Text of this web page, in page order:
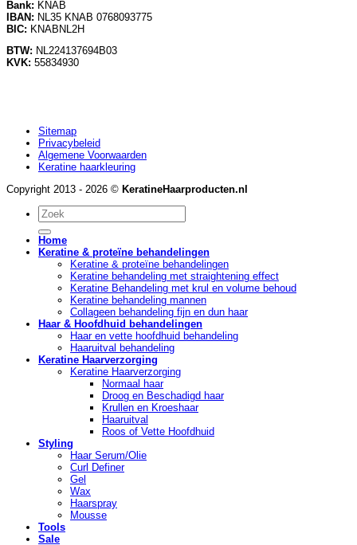
Bank: KNAB
IBAN: NL35 KNAB 0768093775
BIC: KNABNL2H
BTW: NL224137694B03
KVK: 55834930
Sitemap
Privacybeleid
Algemene Voorwaarden
Keratine haarkleuring
Copyright 2013 - 2026 © KeratineHaarproducten.nl
Zoeken
naar:
Home
Keratine & proteïne behandelingen
Keratine & proteïne behandelingen
Keratine behandeling met straightening effect
Keratine Behandeling met krul en volume behoud
Keratine behandeling mannen
Collageen behandeling fijn en dun haar
Haar & Hoofdhuid behandelingen
Haar en vette hoofdhuid behandeling
Haaruitval behandeling
Keratine Haarverzorging
Keratine Haarverzorging
Normaal haar
Droog en Beschadigd haar
Krullen en Kroeshaar
Haaruitval
Roos of Vette Hoofdhuid
Styling
Haar Serum/Olie
Curl Definer
Gel
Wax
Haarspray
Mousse
Tools
Sale